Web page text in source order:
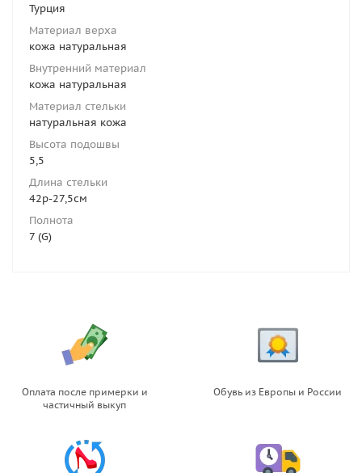
Турция
Материал верха
кожа натуральная
Внутренний материал
кожа натуральная
Материал стельки
натуральная кожа
Высота подошвы
5,5
Длина стельки
42р-27,5см
Полнота
7 (G)
Оплата после примерки и
частичный выкуп
Обувь из Европы и России